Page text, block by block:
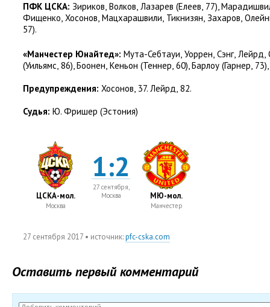
ПФК ЦСКА: Зириков, Волков, Лазарев (Елеев, 77),
Фищенко, Хосонов, Мацхарашвили, Тикнизян, Захаров,
57).
«Манчестер Юнайтед»: Мута-Себтауи, Уоррен, Сэнг, Лейрд,
(Уильямс, 86), Боонен, Кеньон (Теннер, 60), Барлоу (Гарнер,
Предупреждения: Хосонов, 37. Лейрд, 82.
Судья: Ю. Фришер (Эстония)
ЦСКА-мол.
Москва
1:2
27 сентября,
Москва
МЮ-мол.
Манчестер
27 сентября 2017 • источник:pfc-cska.com
Оставить первый комментарий